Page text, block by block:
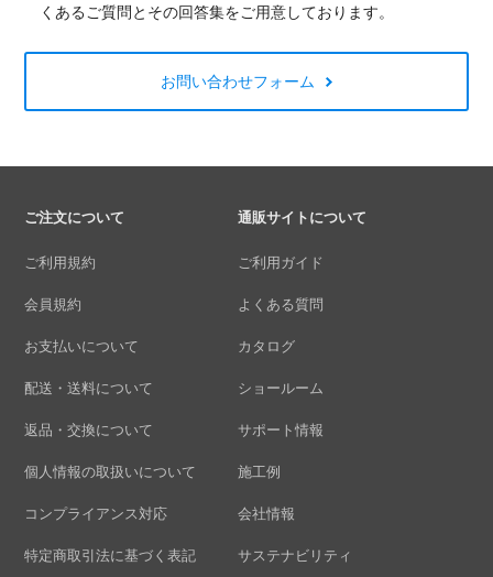
くあるご質問とその回答集をご用意しております。
お問い合わせフォーム
ご注文について
ご利用規約
会員規約
お支払いについて
配送・送料について
返品・交換について
個人情報の取扱いについて
コンプライアンス対応
特定商取引法に基づく表記
通販サイトについて
ご利用ガイド
よくある質問
カタログ
ショールーム
サポート情報
施工例
会社情報
サステナビリティ